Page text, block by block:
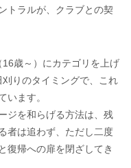
トラルが、クラブとの契
歳～）にカテゴリを上げ
りのタイミングで、これ
います。
ジを和らげる方法は、残
者は追わず、ただし二度
復帰への扉を閉ざしてき